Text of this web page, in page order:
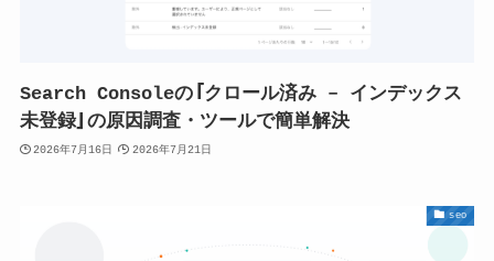
Search Consoleの「クロール済み – インデックス
未登録」の原因調査・ツールで簡単解決
2026年7月16日 2026年7月21日
seo